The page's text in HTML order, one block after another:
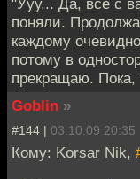
поняли.
каждому
потому в
прекращаю.
Goblin »
#144 | 03.10.09 20:35
Кому: Korsar Nik,